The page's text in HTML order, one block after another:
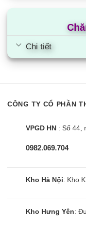
Chi tiết
CÔNG TY CỔ PHẦN
VPGD HN : Số 44,
0982.069.704
Kho Hà Nội: Kho
Kho Hưng Yên: